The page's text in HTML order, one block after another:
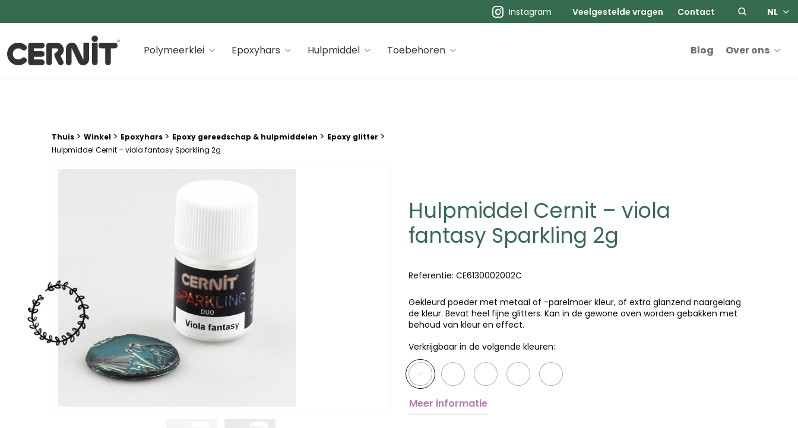
Instagram Veelgestelde vragen Contact NL
Cernit Une qualité haut de gamme pour des créations premiums
Polymeerklei Epoxyhars Hulpmiddel Toebehoren Blog Over ons
Breadcrumb trail:
Thuis > Winkel > Epoxyhars > Epoxy gereedschap & hulpmiddelen > Epoxy glitter >
Hulpmiddel Cernit – viola fantasy Sparkling 2g
Hulpmiddel Cernit – viola
fantasy Sparkling 2g
Referentie: CE6130002002C
Gekleurd poeder met metaal of -parelmoer kleur, of extra glanzend naargelang
de kleur. Bevat heel fijne glitters. Kan in de gewone oven worden gebakken met
behoud van kleur en effect.
Verkrijgbaar in de volgende kleuren:
Meer informatie